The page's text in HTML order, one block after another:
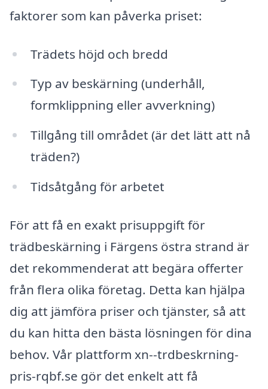
faktorer som kan påverka priset:
Trädets höjd och bredd
Typ av beskärning (underhåll,
formklippning eller avverkning)
Tillgång till området (är det lätt att nå
träden?)
Tidsåtgång för arbetet
För att få en exakt prisuppgift för
trädbeskärning i Färgens östra strand är
det rekommenderat att begära offerter
från flera olika företag. Detta kan hjälpa
dig att jämföra priser och tjänster, så att
du kan hitta den bästa lösningen för dina
behov. Vår plattform xn--trdbeskrning-
pris-rqbf.se gör det enkelt att få